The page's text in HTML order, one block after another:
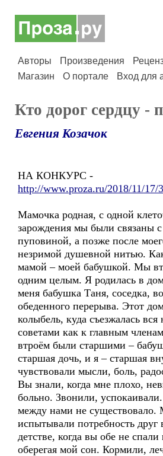
Авторы Произведения
Магазин
О портале Вход для
Кто дорог сердцу -
Евгения Козачок
НА КОНКУРС -
http://www.proza.ru/2018/11/17/
Мамочка родная, с одной
зарождения мы были связаны
пуповиной, а позже после
незримой душевной нитью.
мамой – моей бабушкой. Мы
одним целым. Я родилась в
меня бабушка Таня, соседка,
обеденного перерыва. Этот
колыбель, куда съезжалась
советами как к главным
втроём были старшими –
старшая дочь, и я – старшая
чувствовали мысли, боль,
Вы знали, когда мне плохо,
больно. Звонили,
между нами не существовало.
испытывали потребность друг
детстве, когда вы обе не
оберегая мой сон. Кормили,